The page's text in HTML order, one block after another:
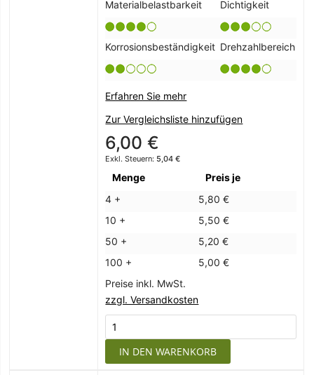
Materialbelastbarkeit
Dichtigkeit
Korrosionsbeständigkeit Drehzahlbereich
Erfahren Sie mehr
Zur Vergleichsliste hinzufügen
6,00 €
5,04 €
Menge
Preis je
4 +
5,80 €
10 +
5,50 €
50 +
5,20 €
100 +
5,00 €
Preise inkl. MwSt.
zzgl. Versandkosten
IN DEN WARENKORB